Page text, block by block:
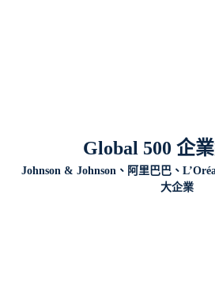
Global 500 企
Johnson & Johnson、阿里巴巴、
大企業